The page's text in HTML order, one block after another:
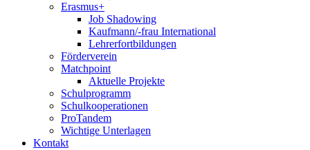
Erasmus+
Job Shadowing
Kaufmann/-frau International
Lehrerfortbildungen
Förderverein
Matchpoint
Aktuelle Projekte
Schulprogramm
Schulkooperationen
ProTandem
Wichtige Unterlagen
Kontakt